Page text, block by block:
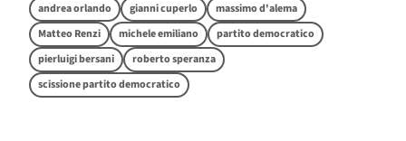
andrea orlando gianni cuperlo
massimo d'alema
Matteo Renzi
michele emiliano
partito democratico
pierluigi bersani
roberto speranza
scissione partito democratico